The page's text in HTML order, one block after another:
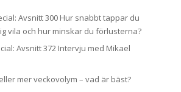
Avsnitt 300 Hur snabbt tappar du
vila och hur minskar du förlusterna?
Avsnitt 372 Intervju med Mikael
mer veckovolym – vad är bäst?